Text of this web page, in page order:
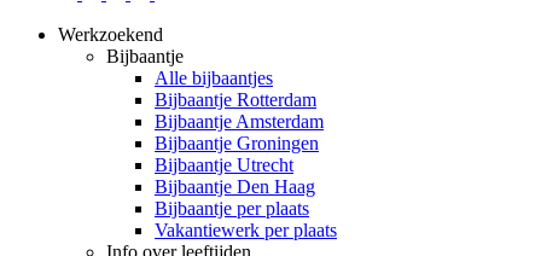
Werkzoekend
Bijbaantje
Alle bijbaantjes
Bijbaantje Rotterdam
Bijbaantje Amsterdam
Bijbaantje Groningen
Bijbaantje Utrecht
Bijbaantje Den Haag
Bijbaantje per plaats
Vakantiewerk per plaats
Info over leeftijden